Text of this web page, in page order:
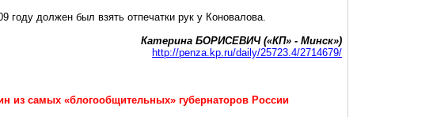
году должен был взять отпечатки рук у Коновалова.
Катерина БОРИСЕВИЧ («КП» - Минск»)
http://penza.kp.ru/daily/25723.4/2714679/
из самых «блогообщительных» губернаторов России